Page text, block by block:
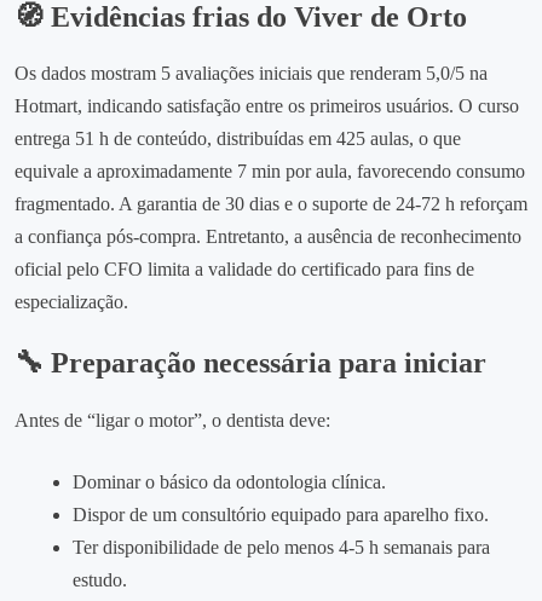
🧭 Evidências frias do Viver de Orto
Os dados mostram 5 avaliações iniciais que renderam 5,0/5 na
Hotmart, indicando satisfação entre os primeiros usuários. O curso
entrega 51 h de conteúdo, distribuídas em 425 aulas, o que
equivale a aproximadamente 7 min por aula, favorecendo consumo
fragmentado. A garantia de 30 dias e o suporte de 24‑72 h reforçam
a confiança pós‑compra. Entretanto, a ausência de reconhecimento
oficial pelo CFO limita a validade do certificado para fins de
especialização.
🔧 Preparação necessária para iniciar
Antes de “ligar o motor”, o dentista deve:
Dominar o básico da odontologia clínica.
Dispor de um consultório equipado para aparelho fixo.
Ter disponibilidade de pelo menos 4‑5 h semanais para
estudo.